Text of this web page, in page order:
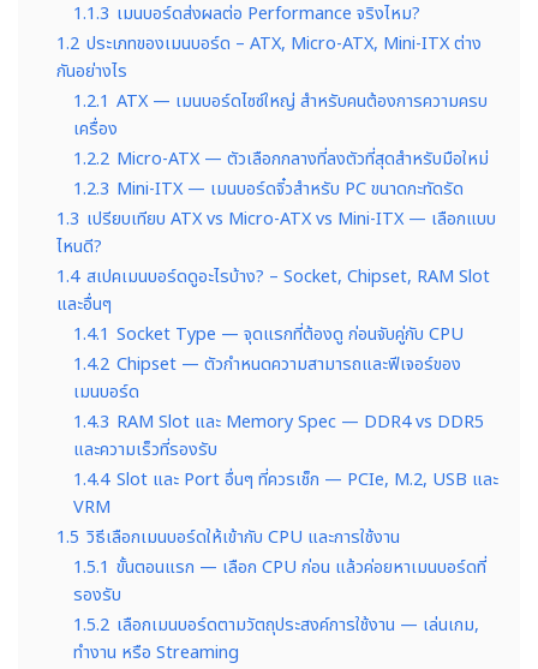
1.1.3 เมนบอร์ดส่งผลต่อ Performance จริงไหม?
1.2 ประเภทของเมนบอร์ด – ATX, Micro-ATX, Mini-ITX ต่าง
กันอย่างไร
1.2.1 ATX — เมนบอร์ดไซซ์ใหญ่ สำหรับคนต้องการความครบ
เครื่อง
1.2.2 Micro-ATX — ตัวเลือกกลางที่ลงตัวที่สุดสำหรับมือใหม่
1.2.3 Mini-ITX — เมนบอร์ดจิ๋วสำหรับ PC ขนาดกะทัดรัด
1.3 เปรียบเทียบ ATX vs Micro-ATX vs Mini-ITX — เลือกแบบ
ไหนดี?
1.4 สเปคเมนบอร์ดดูอะไรบ้าง? – Socket, Chipset, RAM Slot
และอื่นๆ
1.4.1 Socket Type — จุดแรกที่ต้องดู ก่อนจับคู่กับ CPU
1.4.2 Chipset — ตัวกำหนดความสามารถและฟีเจอร์ของ
เมนบอร์ด
1.4.3 RAM Slot และ Memory Spec — DDR4 vs DDR5
และความเร็วที่รองรับ
1.4.4 Slot และ Port อื่นๆ ที่ควรเช็ก — PCIe, M.2, USB และ
VRM
1.5 วิธีเลือกเมนบอร์ดให้เข้ากับ CPU และการใช้งาน
1.5.1 ขั้นตอนแรก — เลือก CPU ก่อน แล้วค่อยหาเมนบอร์ดที่
รองรับ
1.5.2 เลือกเมนบอร์ดตามวัตถุประสงค์การใช้งาน — เล่นเกม,
ทำงาน หรือ Streaming